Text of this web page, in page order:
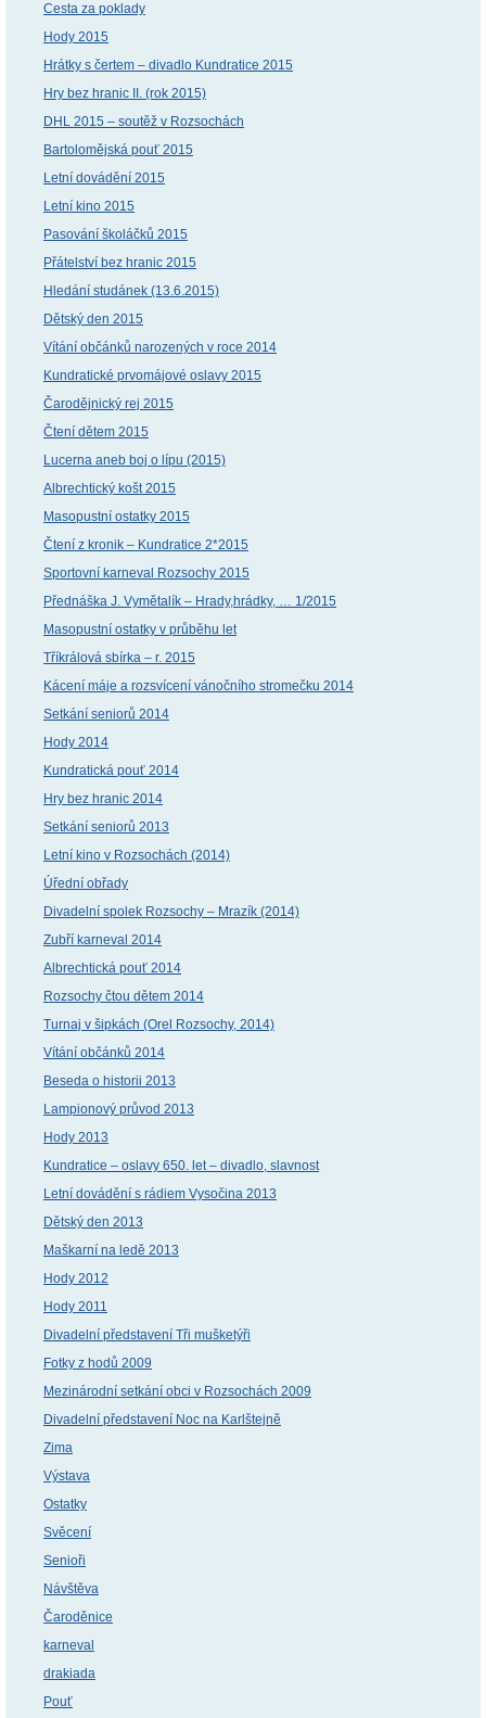
Cesta za poklady
Hody 2015
Hrátky s čertem – divadlo Kundratice 2015
Hry bez hranic II. (rok 2015)
DHL 2015 – soutěž v Rozsochách
Bartolomějská pouť 2015
Letní dovádění 2015
Letní kino 2015
Pasování školáčků 2015
Přátelství bez hranic 2015
Hledání studánek (13.6.2015)
Dětský den 2015
Vítání občánků narozených v roce 2014
Kundratické prvomájové oslavy 2015
Čarodějnický rej 2015
Čtení dětem 2015
Lucerna aneb boj o lípu (2015)
Albrechtický košt 2015
Masopustní ostatky 2015
Čtení z kronik – Kundratice 2*2015
Sportovní karneval Rozsochy 2015
Přednáška J. Vymětalík – Hrady,hrádky, … 1/2015
Masopustní ostatky v průběhu let
Tříkrálová sbírka – r. 2015
Kácení máje a rozsvícení vánočního stromečku 2014
Setkání seniorů 2014
Hody 2014
Kundratická pouť 2014
Hry bez hranic 2014
Setkání seniorů 2013
Letní kino v Rozsochách (2014)
Úřední obřady
Divadelní spolek Rozsochy – Mrazík (2014)
Zubří karneval 2014
Albrechtická pouť 2014
Rozsochy čtou dětem 2014
Turnaj v šipkách (Orel Rozsochy, 2014)
Vítání občánků 2014
Beseda o historii 2013
Lampionový průvod 2013
Hody 2013
Kundratice – oslavy 650. let – divadlo, slavnost
Letní dovádění s rádiem Vysočina 2013
Dětský den 2013
Maškarní na ledě 2013
Hody 2012
Hody 2011
Divadelní představení Tři mušketýři
Fotky z hodů 2009
Mezinárodní setkání obci v Rozsochách 2009
Divadelní představení Noc na Karlštejně
Zima
Výstava
Ostatky
Svěcení
Senioři
Návštěva
Čaroděnice
karneval
drakiada
Pouť